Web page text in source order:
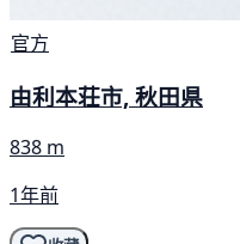
官方
由利本荘市, 秋田県
838 m
1年前